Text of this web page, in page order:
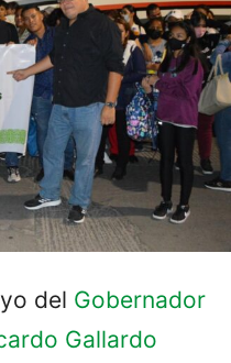
del Gobernador
Gallardo